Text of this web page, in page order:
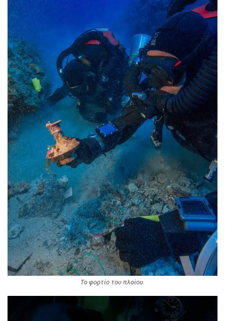
Το φορτίο του πλοίου.